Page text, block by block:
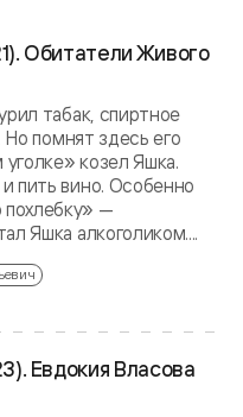
Обитатели Живого
табак, спиртное
помнят здесь его
козел Яшка.
пить вино. Особенно
—
Яшка алкоголиком....
Евдокия Власова